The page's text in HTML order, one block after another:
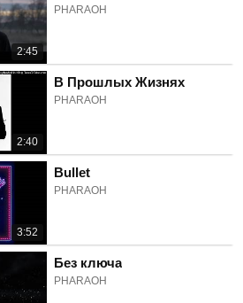
2:45
PHARAOH
2:40
В Прошлых Жизнях
PHARAOH
3:52
Bullet
PHARAOH
Без ключа
PHARAOH